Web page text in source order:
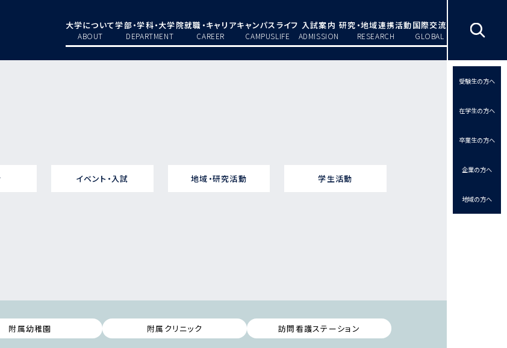
大学について
ABOUT
学部・学科・大学院
DEPARTMENT
就職・キャリア
CAREER
キャンパスライフ
CAMPUSLIFE
入試案内
ADMISSION
研究・地域連携活動
RESEARCH
国際交流
GLOBAL
受験生の方へ
在学生の方へ
卒業生の方へ
企業の方へ
地域の方へ
イベント・入試 地域・研究活動 学生活動
附属幼稚園 附属クリニック 訪問看護ステーション